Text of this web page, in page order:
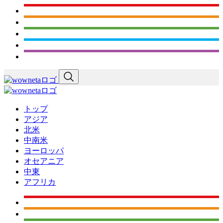
トップ
アジア
北米
中南米
ヨーロッパ
オセアニア
中東
アフリカ